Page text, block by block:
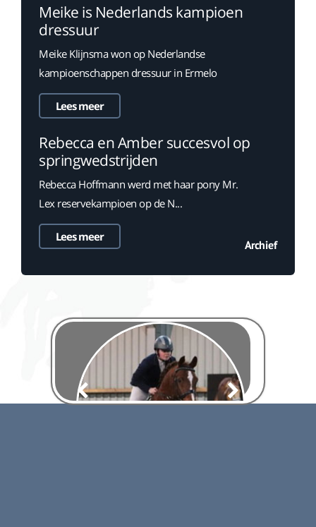
Meike is Nederlands kampioen
dressuur
Meike Klijnsma won op Nederlandse
kampioenschappen dressuur in Ermelo
Lees meer
Rebecca en Amber succesvol op
springwedstrijden
Rebecca Hoffmann werd met haar pony Mr.
Lex reservekampioen op de N...
Lees meer
Archief